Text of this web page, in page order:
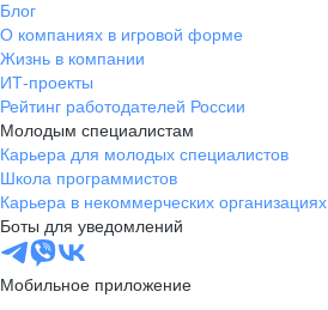
Блог
О компаниях в игровой форме
Жизнь в компании
ИТ-проекты
Рейтинг работодателей России
Молодым специалистам
Карьера для молодых специалистов
Школа программистов
Карьера в некоммерческих организациях
Боты для уведомлений
Мобильное приложение